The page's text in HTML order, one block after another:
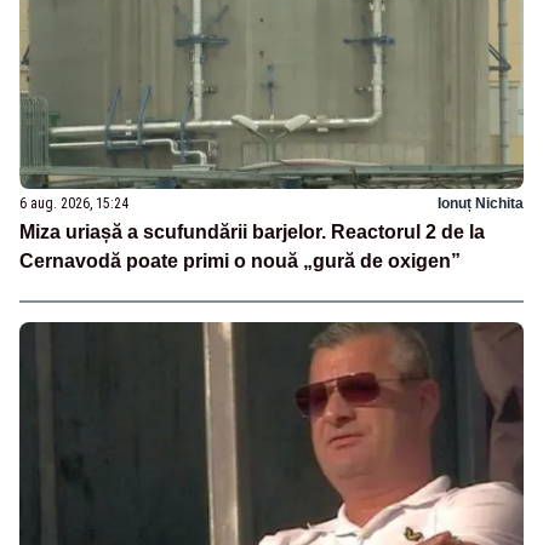
6 aug. 2026, 15:24 Ionuț Nichita
Miza uriașă a scufundării barjelor. Reactorul 2 de la
Cernavodă poate primi o nouă „gură de oxigen”